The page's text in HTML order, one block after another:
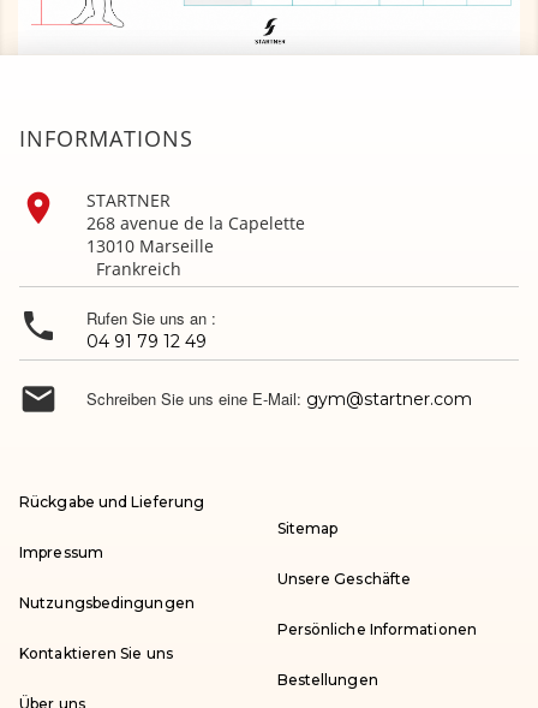
INFORMATIONS

STARTNER
268 avenue de la Capelette
13010 Marseille
Frankreich
 Rufen Sie uns an :
04 91 79 12 49
 Schreiben Sie uns eine E-Mail: gym@startner.com
Rückgabe und Lieferung
Impressum
Nutzungsbedingungen
Kontaktieren Sie uns
Über uns
Sitemap
Unsere Geschäfte
Persönliche Informationen
Bestellungen